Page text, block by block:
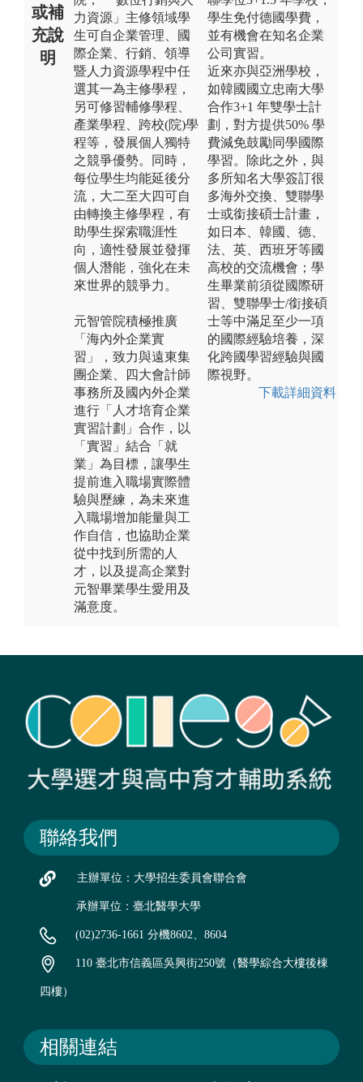
或補
充說
明
力資源」主修領域學
生可自企業管理、國
際企業、行銷、領導
暨人力資源學程中任
選其一為主修學程，
另可修習輔修學程、
產業學程、跨校(院)學
程等，發展個人獨特
之競爭優勢。同時，
每位學生均能延後分
流，大二至大四可自
由轉換主修學程，有
助學生探索職涯性
向，適性發展並發揮
個人潛能，強化在未
來世界的競爭力。
元智管院積極推廣
「海內外企業實
習」，致力與遠東集
團企業、四大會計師
事務所及國內外企業
進行「人才培育企業
實習計劃」合作，以
「實習」結合「就
業」為目標，讓學生
提前進入職場實際體
驗與歷練，為未來進
入職場增加能量與工
作自信，也協助企業
從中找到所需的人
才，以及提高企業對
元智畢業學生愛用及
滿意度。
學生免付德國學費，
並有機會在知名企業
公司實習。
近來亦與亞洲學校，
如韓國國立忠南大學
合作3+1 年雙學士計
劃，對方提供50% 學
費減免鼓勵同學國際
學習。除此之外，與
多所知名大學簽訂很
多海外交換、雙聯學
士或銜接碩士計畫，
如日本、韓國、德、
法、英、西班牙等國
高校的交流機會；學
生畢業前須從國際研
習、雙聯學士/銜接碩
士等中滿足至少一項
的國際經驗培養，深
化跨國學習經驗與國
際視野。
下載詳細資料
聯絡我們
主辦單位：大學招生委員會聯合會
承辦單位：臺北醫學大學
(02)2736-1661 分機8602、8604
110 臺北市信義區吳興街250號（醫學綜合大樓後棟
四樓）
相關連結